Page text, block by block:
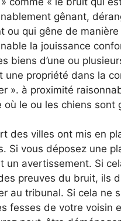
gênant,
ou qui gêne de manière
la jouissance
biens d’une ou
une propriété dans la
». à proximité
où le ou les chiens sont
des villes ont mis en
Si vous déposez une
un avertissement. Si
preuves du bruit, ils
au tribunal. Si cela ne
fesses de votre voisin